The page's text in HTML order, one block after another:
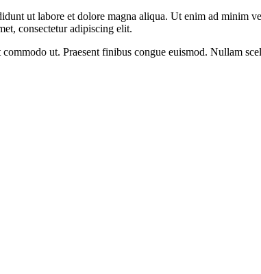
ut labore et dolore magna aliqua. Ut enim ad minim
consectetur adipiscing elit.
ut. Praesent finibus congue euismod. Nullam